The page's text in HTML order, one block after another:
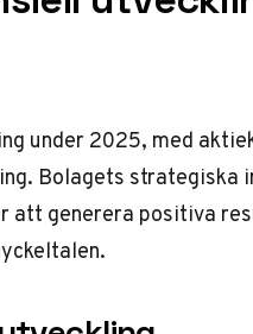
under 2025, med
Bolagets strategiska
att generera positiva